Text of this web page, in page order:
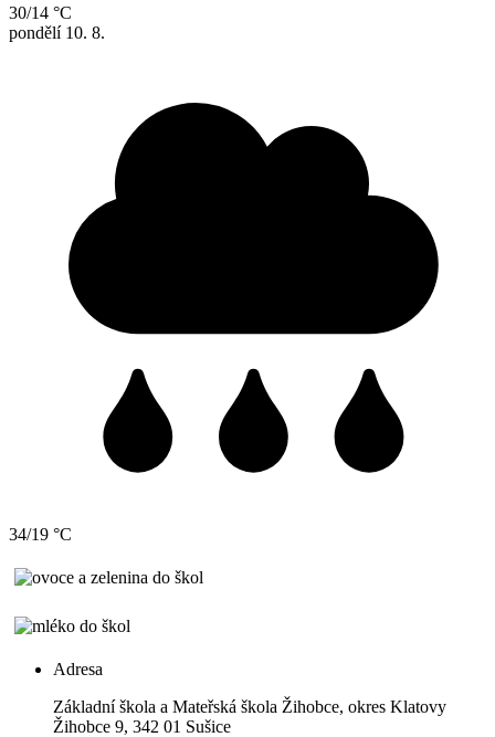
30/14 °C
pondělí 10. 8.
34/19 °C
Adresa
Základní škola a Mateřská škola Žihobce, okres Klatovy
Žihobce 9, 342 01 Sušice